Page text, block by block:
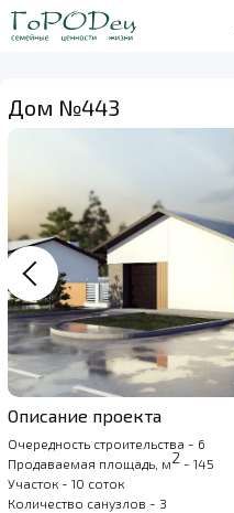
Дом №443
Описание проекта
Очередность строительства - 6
Продаваемая площадь, м2 - 145
Участок - 10 соток
Количество санузлов - 3